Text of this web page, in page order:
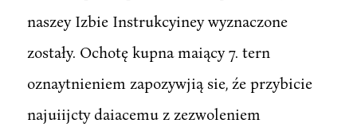
naszey Izbie Instrukcyiney wyznaczone
zostały. Ochotę kupna maiący 7. tern
oznaytnieniem zapozywjią sie, źe przybicie
najuiijcty daiacemu z zezwoleniem